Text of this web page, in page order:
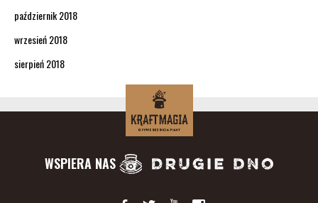
październik 2018
wrzesień 2018
sierpień 2018
WSPIERA NAS